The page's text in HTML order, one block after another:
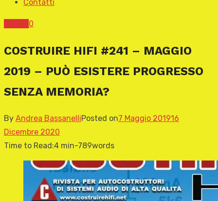
Contatti
0
COSTRUIRE HIFI #241 – MAGGIO
2019 – PUÒ ESISTERE PROGRESSO
SENZA MEMORIA?
By Andrea BassanelliPosted on7 Maggio 201916
Dicembre 2020
Time to Read:4 min-789words